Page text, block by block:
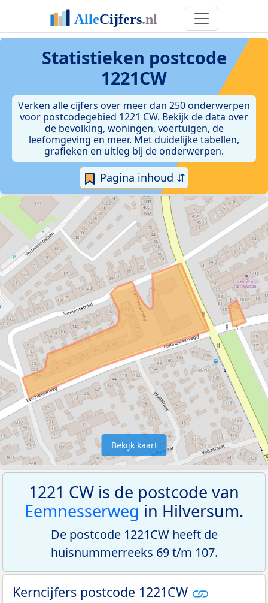
Statistieken postcode
1221CW
Verken alle cijfers over meer dan 250 onderwerpen
voor postcodegebied 1221 CW. Bekijk de data over
de bevolking, woningen, voertuigen, de
leefomgeving en meer. Met duidelijke tabellen,
grafieken en uitleg bij de onderwerpen.
Pagina inhoud ⇵
Bekijk kaart
1221 CW is de postcode van
Eemnesserweg in Hilversum.
De postcode 1221CW heeft de
huisnummerreeks 69 t/m 107.
Kerncijfers postcode 1221CW